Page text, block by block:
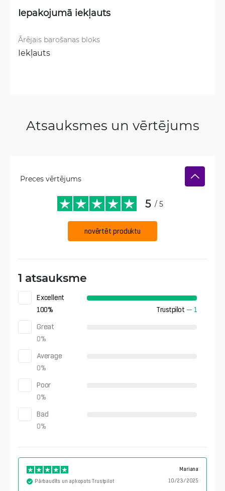
Iepakojumā iekļauts
Ārējais barošanas bloks
Iekļauts
Atsauksmes un vērtējums
Preces vērtējums
5 / 5
novērtēt produktu
1 atsauksme
Excellent
100% Trustpilot — 1
Great
0%
Average
0%
Poor
0%
Bad
0%
Mariana
10/23/2025
Pārbaudīts un apkopots Trustpilot